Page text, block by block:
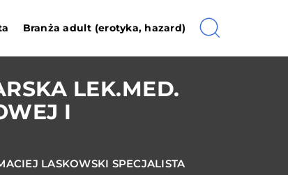
Branża adult (erotyka, hazard)
LEK.MED.
I
LASKOWSKI SPECJALISTA